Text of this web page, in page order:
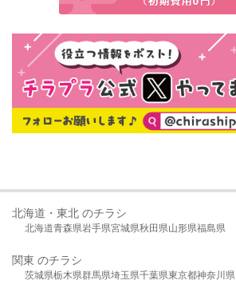
北海道・東北 のチラシ
北海道青森県岩手県宮城県秋田県山形県福島県
関東 のチラシ
茨城県栃木県群馬県埼玉県千葉県東京都神奈川県